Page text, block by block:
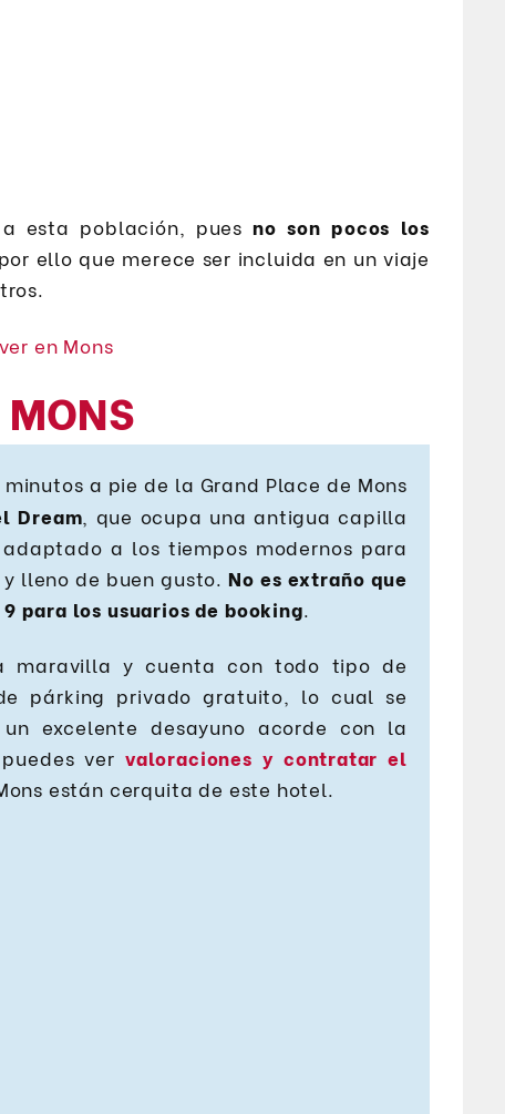
esta población, puesno son pocos los
ello que merece ser incluida en un viaje
MONS
minutos a pie de la Grand Place de Mons
Dream , que ocupa una antigua capilla
a los tiempos modernos para
lleno de buen gusto.No es extraño que
para los usuarios de booking
maravilla y cuenta con todo tipo de
párking privado gratuito, lo cual se
excelente desayuno acorde con la
vervaloraciones y contratar el
están cerquita de este hotel.